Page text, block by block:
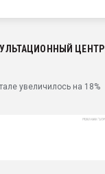
ЦЕНТР
увеличилось на 18%